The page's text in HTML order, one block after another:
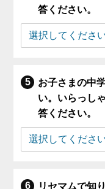
答ください。
お子さまの中
い。いらっし
答ください。
リセマムで知